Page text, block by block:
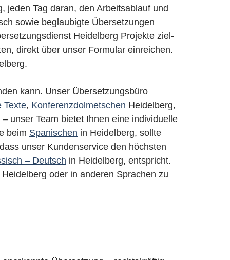
jeden Tag daran, den Arbeitsablauf und
sowie beglaubigte Übersetzungen
Heidelberg Projekte ziel-
direkt über unser Formular einreichen.
kann. Unser Übersetzungsbüro
Texte, Konferenzdolmetschen Heidelberg,
unser Team bietet Ihnen eine individuelle
beim Spanischen in Heidelberg, sollte
unser Kundenservice den höchsten
– Deutsch in Heidelberg, entspricht.
Heidelberg oder in anderen Sprachen zu